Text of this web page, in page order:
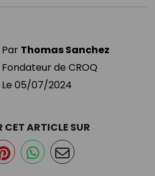
Par Thomas Sanchez
Fondateur de CROQ
Le 05/07/2024
CET ARTICLE SUR